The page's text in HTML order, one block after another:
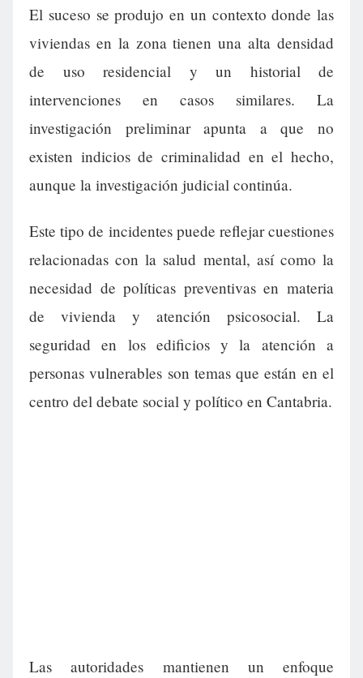
El suceso se produjo en un contexto donde las
viviendas en la zona tienen una alta densidad
de uso residencial y un historial de
intervenciones en casos similares. La
investigación preliminar apunta a que no
existen indicios de criminalidad en el hecho,
aunque la investigación judicial continúa.
Este tipo de incidentes puede reflejar cuestiones
relacionadas con la salud mental, así como la
necesidad de políticas preventivas en materia
de vivienda y atención psicosocial. La
seguridad en los edificios y la atención a
personas vulnerables son temas que están en el
centro del debate social y político en Cantabria.
Las autoridades mantienen un enfoque